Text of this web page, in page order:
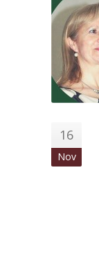
16
Nov